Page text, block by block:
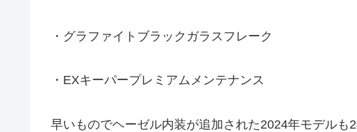
・グラファイトブラックガラスフレーク
・EXキーパープレミアムメンテナンス
早いものでヘーゼル内装が追加された2024年モデルも